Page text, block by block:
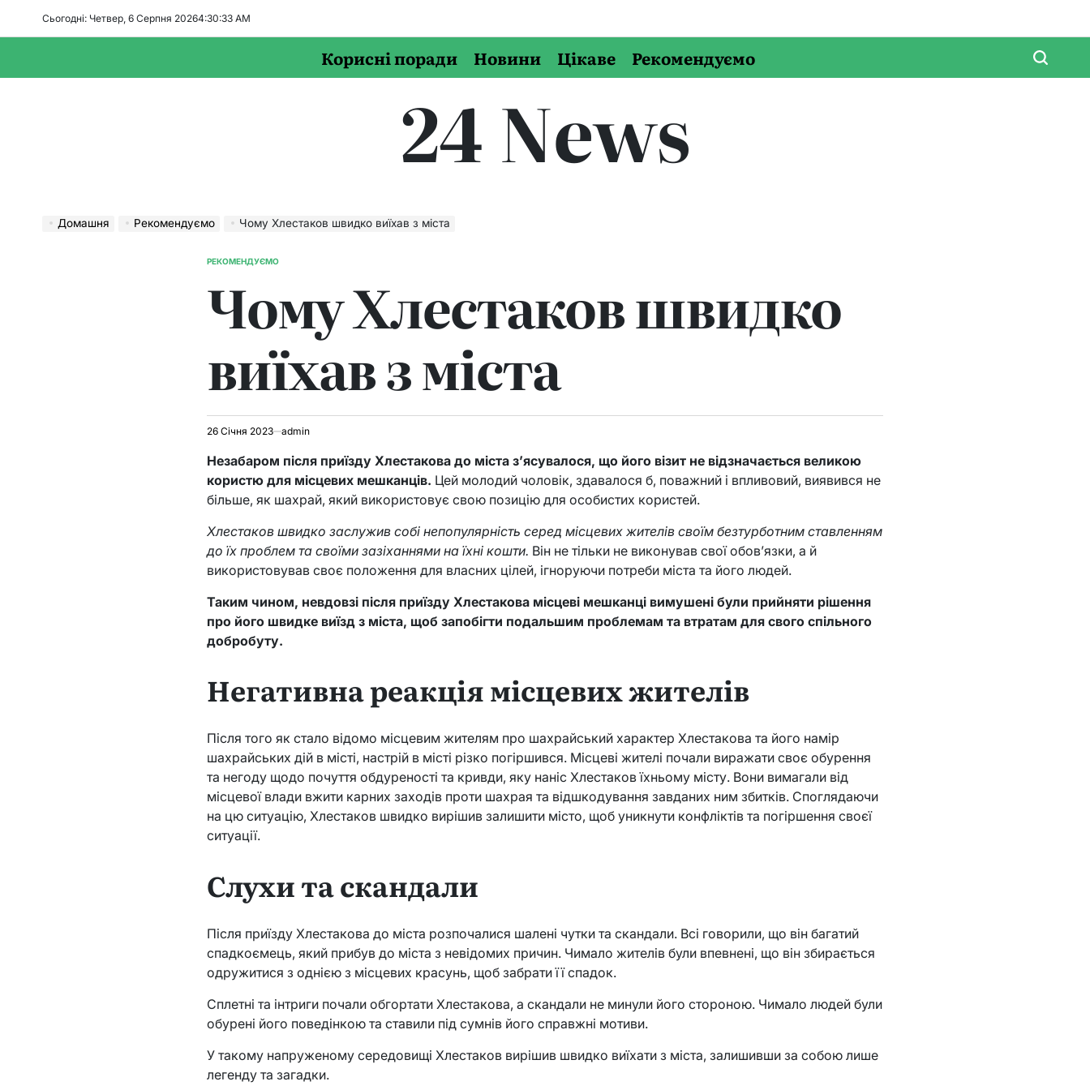
Сьогодні: Четвер, 6 Серпня 20264:30:34 AM
Корисні поради Новини Цікаве Рекомендуємо
24 News
Домашня Рекомендуємо Чому Хлестаков швидко виїхав з міста
ОПУБЛІКУВАТИ
РЕКОМЕНДУЄМО
Чому Хлестаков швидко
виїхав з міста
26 Січня 2023 admin
Незабаром після приїзду Хлестакова до міста з’ясувалося, що його візит не відзначається великою
користю для місцевих мешканців. Цей молодий чоловік, здавалося б, поважний і впливовий, виявився не
більше, як шахрай, який використовує свою позицію для особистих користей.
Хлестаков швидко заслужив собі непопулярність серед місцевих жителів своїм безтурботним ставленням
до їх проблем та своїми зазіханнями на їхні кошти. Він не тільки не виконував свої обов’язки, а й
використовував своє положення для власних цілей, ігноруючи потреби міста та його людей.
Таким чином, невдовзі після приїзду Хлестакова місцеві мешканці вимушені були прийняти рішення
про його швидке виїзд з міста, щоб запобігти подальшим проблемам та втратам для свого спільного
добробуту.
Негативна реакція місцевих жителів
Після того як стало відомо місцевим жителям про шахрайський характер Хлестакова та його намір
шахрайських дій в місті, настрій в місті різко погіршився. Місцеві жителі почали виражати своє обурення
та негоду щодо почуття обдуреності та кривди, яку наніс Хлестаков їхньому місту. Вони вимагали від
місцевої влади вжити карних заходів проти шахрая та відшкодування завданих ним збитків. Споглядаючи
на цю ситуацію, Хлестаков швидко вирішив залишити місто, щоб уникнути конфліктів та погіршення своєї
ситуації.
Слухи та скандали
Після приїзду Хлестакова до міста розпочалися шалені чутки та скандали. Всі говорили, що він багатий
спадкоємець, який прибув до міста з невідомих причин. Чимало жителів були впевнені, що він збирається
одружитися з однією з місцевих красунь, щоб забрати її спадок.
Сплетні та інтриги почали обгортати Хлестакова, а скандали не минули його стороною. Чимало людей були
обурені його поведінкою та ставили під сумнів його справжні мотиви.
У такому напруженому середовищі Хлестаков вирішив швидко виїхати з міста, залишивши за собою лише
легенду та загадки.